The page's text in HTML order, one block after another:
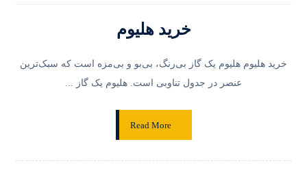
خرید هلیوم
خرید هلیوم هلیوم یک گاز بی‌رنگ، بی‌بو و بی‌مزه است که سبک‌ترین
عنصر در جدول تناوبی است. هلیوم یک گاز ...
Read More